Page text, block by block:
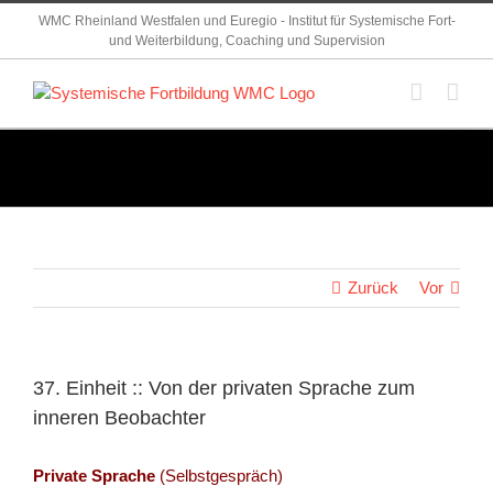
springen
WMC Rheinland Westfalen und Euregio - Institut für Systemische Fort-
und Weiterbildung, Coaching und Supervision
Zurück Vor
37. Einheit :: Von der privaten Sprache zum
inneren Beobachter
Private Sprache (Selbstgespräch)